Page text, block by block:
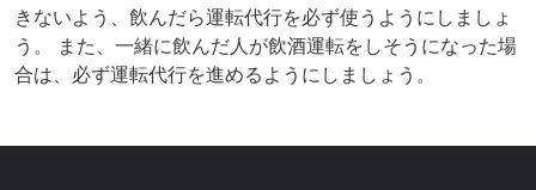
きないよう、飲んだら運転代行を必ず使うようにしましょ
う。 また、一緒に飲んだ人が飲酒運転をしそうになった場
合は、必ず運転代行を進めるようにしましょう。